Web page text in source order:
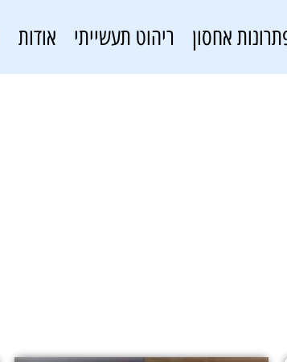
אחסון ריהוט תעשייתי אודות